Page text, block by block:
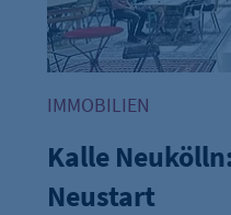
IMMOBILIEN
Kalle
Neustart